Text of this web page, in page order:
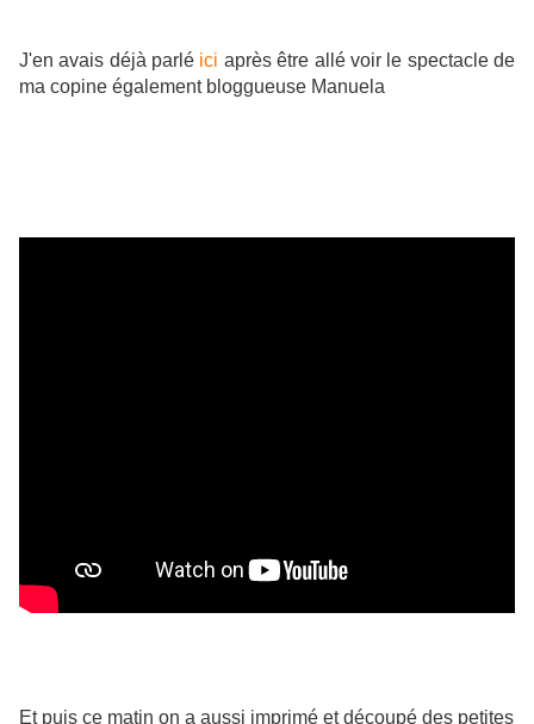
J'en avais déjà parlé ici après être allé voir le spectacle de
ma copine également bloggueuse Manuela
Et puis ce matin on a aussi imprimé et découpé des petites